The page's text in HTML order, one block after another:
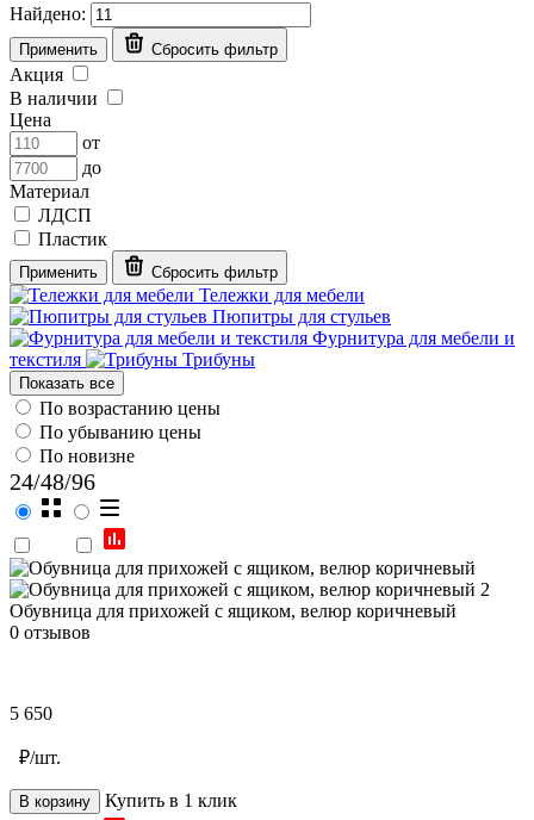
Найдено:
Применить Сбросить фильтр
Акция
В наличии
Цена
от
до
Материал
ЛДСП
Пластик
Применить Сбросить фильтр
Тележки для мебели
Пюпитры для стульев
Фурнитура для мебели и
текстиля
Трибуны
Показать все
По возрастанию цены
По убыванию цены
По новизне
24/48/96
Обувница для прихожей с ящиком, велюр коричневый
0 отзывов
5 650
₽/шт.
В корзину Купить в 1 клик